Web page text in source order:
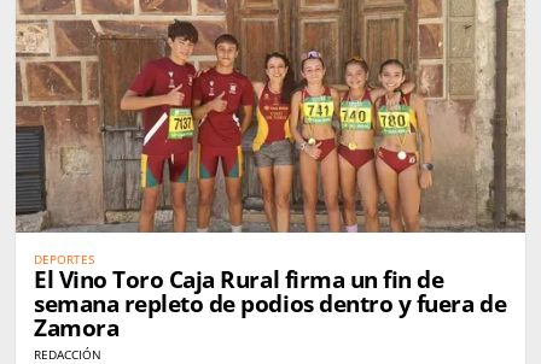
DEPORTES
El Vino Toro Caja Rural firma un fin de
semana repleto de podios dentro y fuera de
Zamora
REDACCIÓN